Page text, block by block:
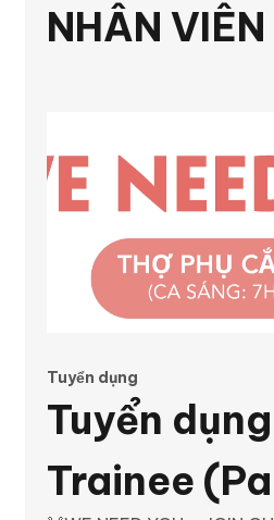
NHÂN
Junior Florist
lượng 01
Tuyển dụng
Tuyển
Trainee